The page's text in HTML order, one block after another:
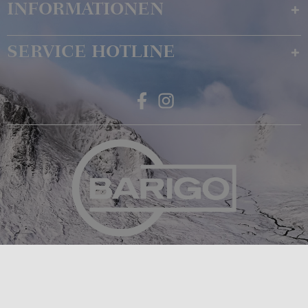
INFORMATIONEN
SERVICE HOTLINE